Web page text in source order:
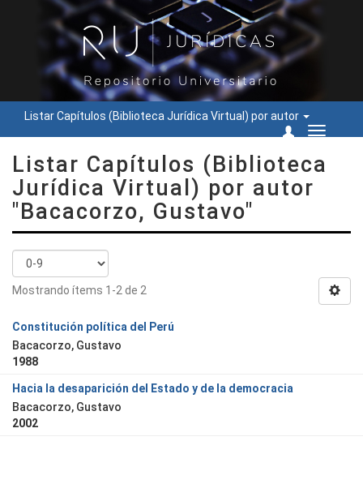
Listar Capítulos (Biblioteca Jurídica Virtual) por autor
Cambiar
Listar Capítulos (Biblioteca
Jurídica Virtual) por autor
"Bacacorzo, Gustavo"
Mostrando ítems 1-2 de 2
Constitución política del Perú
Bacacorzo, Gustavo
1988
Hacia la desaparición del Estado y de la democracia
Bacacorzo, Gustavo
2002